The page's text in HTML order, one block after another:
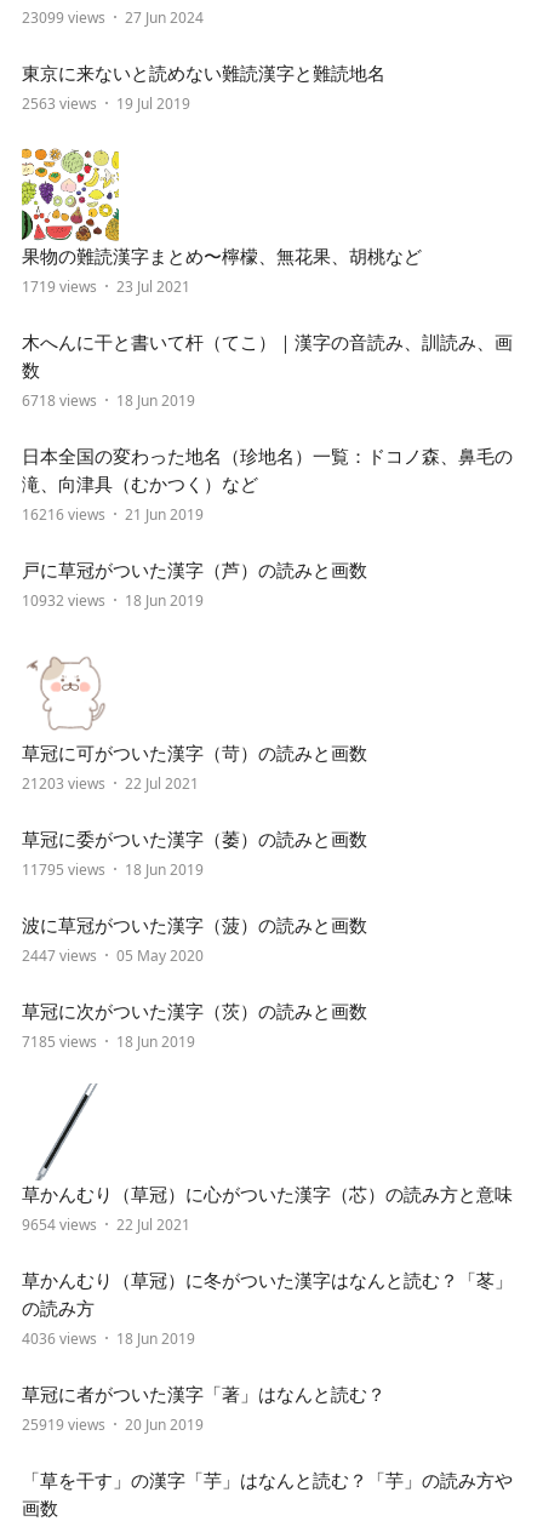
23099 views 27 Jun 2024
東京に来ないと読めない難読漢字と難読地名
2563 views 19 Jul 2019
果物の難読漢字まとめ〜檸檬、無花果、胡桃など
1719 views 23 Jul 2021
木へんに干と書いて杆（てこ）｜漢字の音読み、訓読み、画
数
6718 views 18 Jun 2019
日本全国の変わった地名（珍地名）一覧：ドコノ森、鼻毛の
滝、向津具（むかつく）など
16216 views 21 Jun 2019
戸に草冠がついた漢字（芦）の読みと画数
10932 views 18 Jun 2019
草冠に可がついた漢字（苛）の読みと画数
21203 views 22 Jul 2021
草冠に委がついた漢字（萎）の読みと画数
11795 views 18 Jun 2019
波に草冠がついた漢字（菠）の読みと画数
2447 views 05 May 2020
草冠に次がついた漢字（茨）の読みと画数
7185 views 18 Jun 2019
草かんむり（草冠）に心がついた漢字（芯）の読み方と意味
9654 views 22 Jul 2021
草かんむり（草冠）に冬がついた漢字はなんと読む？「苳」
の読み方
4036 views 18 Jun 2019
草冠に者がついた漢字「著」はなんと読む？
25919 views 20 Jun 2019
「草を干す」の漢字「芋」はなんと読む？「芋」の読み方や
画数